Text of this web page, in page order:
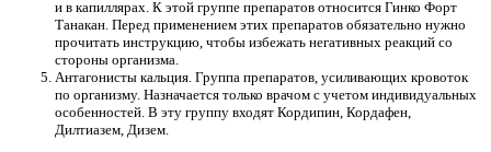
и в капиллярах. К этой группе препаратов относится Гинко Форт
Танакан. Перед применением этих препаратов обязательно нужно
прочитать инструкцию, чтобы избежать негативных реакций со
стороны организма.
Антагонисты кальция. Группа препаратов, усиливающих кровоток
по организму. Назначается только врачом с учетом индивидуальных
особенностей. В эту группу входят Кордипин, Кордафен,
Дилтиазем, Дизем.